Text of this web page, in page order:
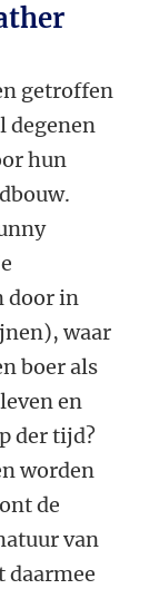
getroffen
degenen
hun
door in
waar
boer als
en
der tijd?
worden
de
van
daarmee